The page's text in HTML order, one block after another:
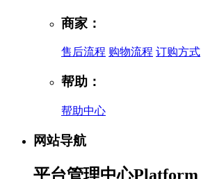
商家：
售后流程 购物流程 订购方式
帮助：
帮助中心
网站导航
平台管理中心Platform